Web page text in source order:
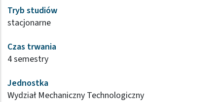
Tryb studiów
stacjonarne
Czas trwania
4 semestry
Jednostka
Wydział Mechaniczny Technologiczny